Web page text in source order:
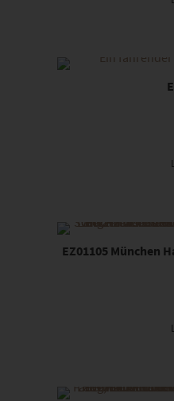
EZ01105 München